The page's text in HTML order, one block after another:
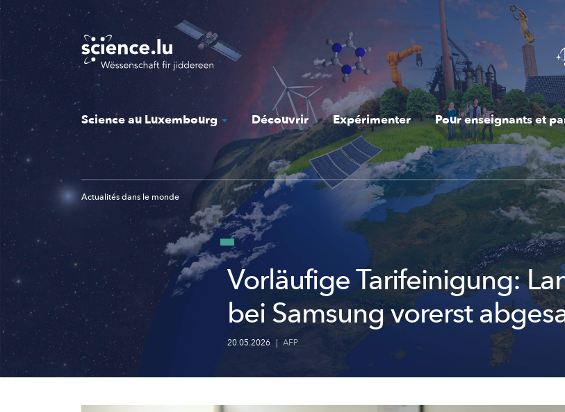
Skip
main
content
Science au Luxembourg Découvrir Expérimenter Pour enseignants et
Actualités dans le monde
Vorläufige Tarifeinigung:
bei Samsung vorerst
20.05.2026 | AFP